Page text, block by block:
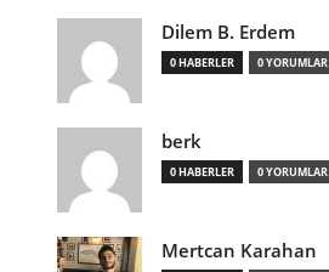
Dilem B. Erdem
0 HABERLER 0 YORUMLAR
berk
0 HABERLER 0 YORUMLAR
Mertcan Karahan